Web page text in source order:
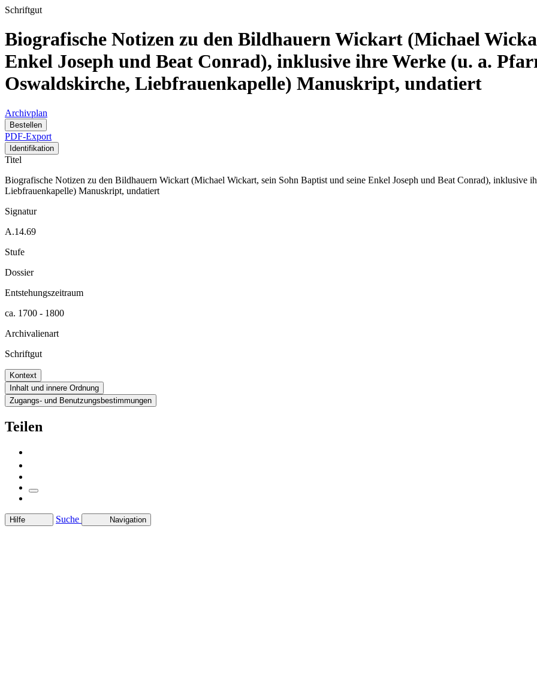
Schriftgut
Biografische Notizen zu den Bildhauern Wickart (Michael
Enkel Joseph und Beat Conrad), inklusive ihre Werke (u. a.
Oswaldskirche, Liebfrauenkapelle) Manuskript, undatiert
Archivplan
Bestellen
PDF-Export
Identifikation
Titel
Biografische Notizen zu den Bildhauern Wickart (Michael Wickart, sein Sohn Baptist und seine Enkel Joseph und Beat Conrad), inklusive
Liebfrauenkapelle) Manuskript, undatiert
Signatur
A.14.69
Stufe
Dossier
Entstehungszeitraum
ca. 1700 - 1800
Archivalienart
Schriftgut
Kontext
Inhalt und innere Ordnung
Zugangs- und Benutzungsbestimmungen
Teilen
Hilfe Suche Navigation